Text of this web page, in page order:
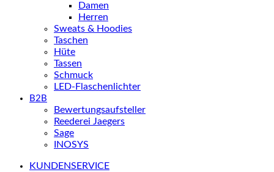
Damen
Herren
Sweats & Hoodies
Taschen
Hüte
Tassen
Schmuck
LED-Flaschenlichter
B2B
Bewertungsaufsteller
Reederei Jaegers
Sage
INOSYS
KUNDENSERVICE